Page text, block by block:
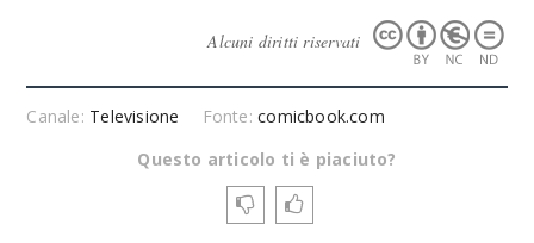
Alcuni diritti riservati
Canale: Televisione Fonte:comicbook.com
Questo articolo ti è piaciuto?